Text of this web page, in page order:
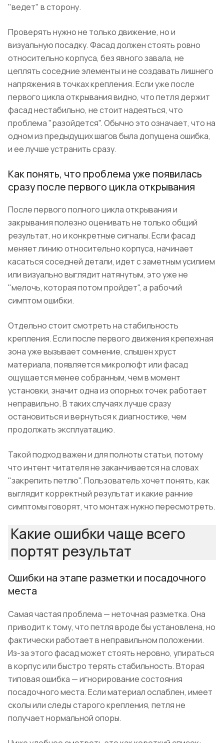
"ведет" в сторону.
Проверять нужно не только движение, но и
визуальную посадку. Фасад должен стоять ровно
относительно корпуса, без явного завала, не
цеплять соседние элементы и не создавать лишнего
напряжения в точках крепления. Если уже после
первого цикла открывания видно, что петля держит
фасад нестабильно, не стоит надеяться, что
проблема "разойдется". Обычно это означает, что на
одном из предыдущих шагов была допущена ошибка,
и ее лучше устранить сразу.
Как понять, что проблема уже появилась
сразу после первого цикла открывания
После первого полного цикла открывания и
закрывания полезно оценивать не только общий
результат, но и конкретные сигналы. Если фасад
меняет линию относительно корпуса, начинает
касаться соседней детали, идет с заметным усилием
или визуально выглядит натянутым, это уже не
"мелочь, которая потом пройдет", а рабочий
симптом ошибки.
Отдельно стоит смотреть на стабильность
крепления. Если после первого движения крепежная
зона уже вызывает сомнение, слышен хруст
материала, появляется микролюфт или фасад
ощущается менее собранным, чем в момент
установки, значит одна из опорных точек работает
неправильно. В таких случаях лучше сразу
остановиться и вернуться к диагностике, чем
продолжать эксплуатацию.
Такой подход важен и для полноты статьи, потому
что интент читателя не заканчивается на словах
"закрепить петлю". Пользователь хочет понять, как
выглядит корректный результат и какие ранние
симптомы говорят, что монтаж нужно пересмотреть.
Какие ошибки чаще всего
портят результат
Ошибки на этапе разметки и посадочного
места
Самая частая проблема — неточная разметка. Она
приводит к тому, что петля вроде бы установлена, но
фактически работает в неправильном положении.
Из-за этого фасад может стоять неровно, упираться
в корпус или быстро терять стабильность. Вторая
типовая ошибка — игнорирование состояния
посадочного места. Если материал ослаблен, имеет
сколы или следы старого крепления, петля не
получает нормальной опоры.